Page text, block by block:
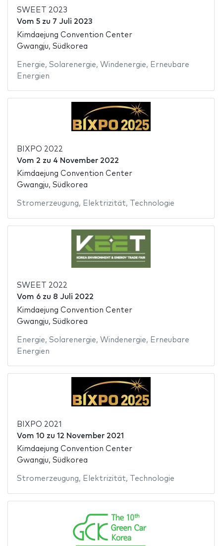
SWEET 2023
Vom 5zu 7 Juli 2023
Kimdaejung Convention Center
Gwangju, Südkorea
Energie, Solarenergie, Windenergie, Erneubare
Energien
BIXPO 2022
Vom 2 zu 4 November 2022
Kimdaejung Convention Center
Gwangju, Südkorea
Stromerzeugung, Elektrizität, Technologie
SWEET 2022
Vom 6zu 8 Juli 2022
Kimdaejung Convention Center
Gwangju, Südkorea
Energie, Solarenergie, Windenergie, Erneubare
Energien
BIXPO 2021
Vom 10 zu 12 November 2021
Kimdaejung Convention Center
Gwangju, Südkorea
Stromerzeugung, Elektrizität, Technologie